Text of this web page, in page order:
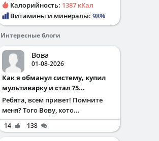
Калорийность: 1387 кКал
Витамины и минералы: 98%
Интересные блоги
Вова
01-08-2026
Как я обманул систему, купил
мультиварку и стал 75...
Ребята, всем привет! Помните
меня? Того Вову, кото...
14 138